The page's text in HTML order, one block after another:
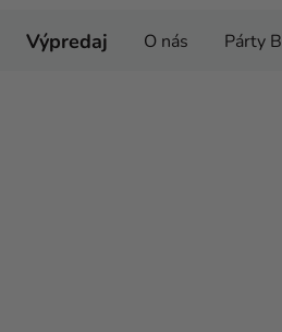
Výpredaj O nás Párty